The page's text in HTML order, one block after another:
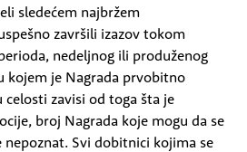
sledećem najbržem
završili izazov tokom
nedeljnog ili produženog
kojem je Nagrada prvobitno
zavisi od toga šta je
broj Nagrada koje mogu da se
nepoznat. Svi dobitnici kojima se